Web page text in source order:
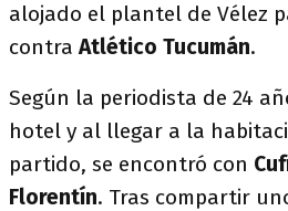
alojado el plantel de Vélez
contraAtlético Tucumán.
Según la periodista de 24
hotel y al llegar a la
partido, se encontró con
Florentín. Tras compartir